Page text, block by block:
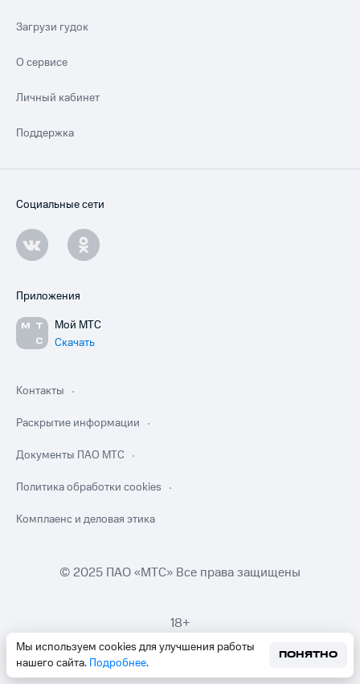
Мы используем cookies для улучшения работы
нашего сайта. Подробнее.
ПОНЯТНО
Загрузи гудок
О сервисе
Личный кабинет
Поддержка
Социальные сети
Приложения
Мой МТС
Скачать
Контакты
Раскрытие информации
Документы ПАО МТС
Политика обработки cookies
Комплаенс и деловая этика
© 2025 ПАО «МТС» Все права защищены
18+